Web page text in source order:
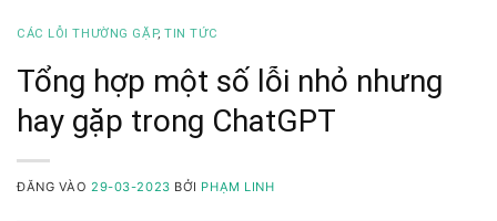
CÁC LỖI THƯỜNG GẶP,TIN TỨC
Tổng hợp một số lỗi nhỏ nhưng
hay gặp trong ChatGPT
ĐĂNG VÀO29-03-2023 BỞI PHẠM LINH